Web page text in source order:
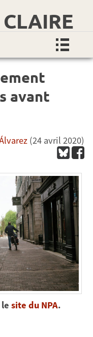
avant
(24 avril 2020)
site du NPA.